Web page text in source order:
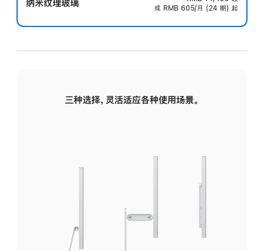
纳米纹理玻璃
或 RMB 605/月 (24 期) 起
三种选择，灵活适应各种使用场景。